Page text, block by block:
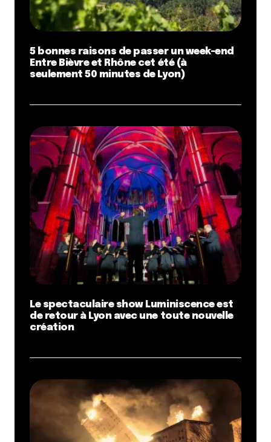
5 bonnes raisons de passer un week-end
Entre Bièvre et Rhône cet été (à
seulement 50 minutes de Lyon)
Le spectaculaire show Luminiscence est
de retour à Lyon avec une toute nouvelle
création